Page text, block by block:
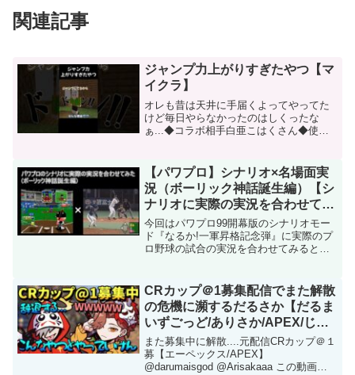
関連記事
ジャンプ力上がりすぎたやつ【マ
イクラ】
オレも昔は天井に手届くよってやってた
けど毎日やらなかったのはしくったな
ぁ...◆コラボ相手白亜こはくさん◆使用
#マインクラフト #マイクラ #shorts...
【パワプロ】シナリオ×名場面実
況（ボーリック神話誕生編）【シ
ナリオに実際の実況を合わせてみ
た】
今回はパワプロ99開幕版のシナリオモー
ド『なるか!一軍昇格記念弾』に実際のプ
ロ野球の試合の実況を合わせてみるとい
のシナリオ再現です。ボーリック神話を
彩れたかと思います。...
CRカップ＠1募集配信でまた解散
の危機に瀕するだるさか【だるま
いずごっど/ありさか/APEX/じゃ
んけん/CR CUP】
また募集中に解散....元配信CRカップ＠１
募【エーペックス/APEX】
@darumaisgod @Arisakaaa この動画に